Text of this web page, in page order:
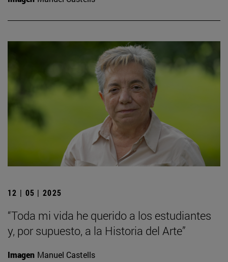
12 | 05 | 2025
“Toda mi vida he querido a los estudiantes
y, por supuesto, a la Historia del Arte”
Imagen Manuel Castells